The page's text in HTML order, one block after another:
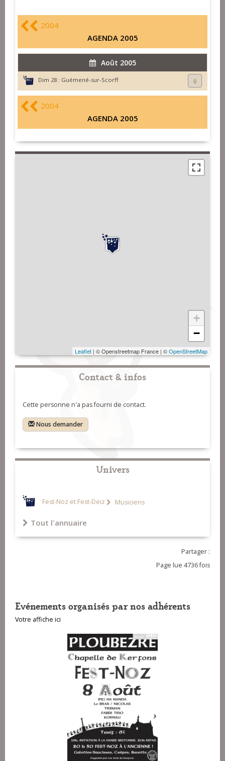
2004
AGENDA 2005
Août 2005
Dim 28 : Guémené-sur-Scorff
2004
AGENDA 2005
+
−
Leaflet | © Openstreetmap France | ©OpenStreetMap
Contact & infos
Cette personne n'a pas fourni de contact.
Nous demander
Univers
Fest-Noz et Fest-Deiz Musiciens
Tout l'annuaire
Partager :
Page lue 4736 fois
Evénements organisés par nos adhérents
Votre affiche ici